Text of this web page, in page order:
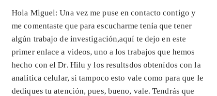
Hola Miguel: Una vez me puse en contacto contigo y
me comentaste que para escucharme tenía que tener
algún trabajo de investigación,aquí te dejo en este
primer enlace a videos, uno a los trabajos que hemos
hecho con el Dr. Hilu y los resultsdos obtenídos con la
analítica celular, si tampoco esto vale como para que le
dediques tu atención, pues, bueno, vale. Tendrás que